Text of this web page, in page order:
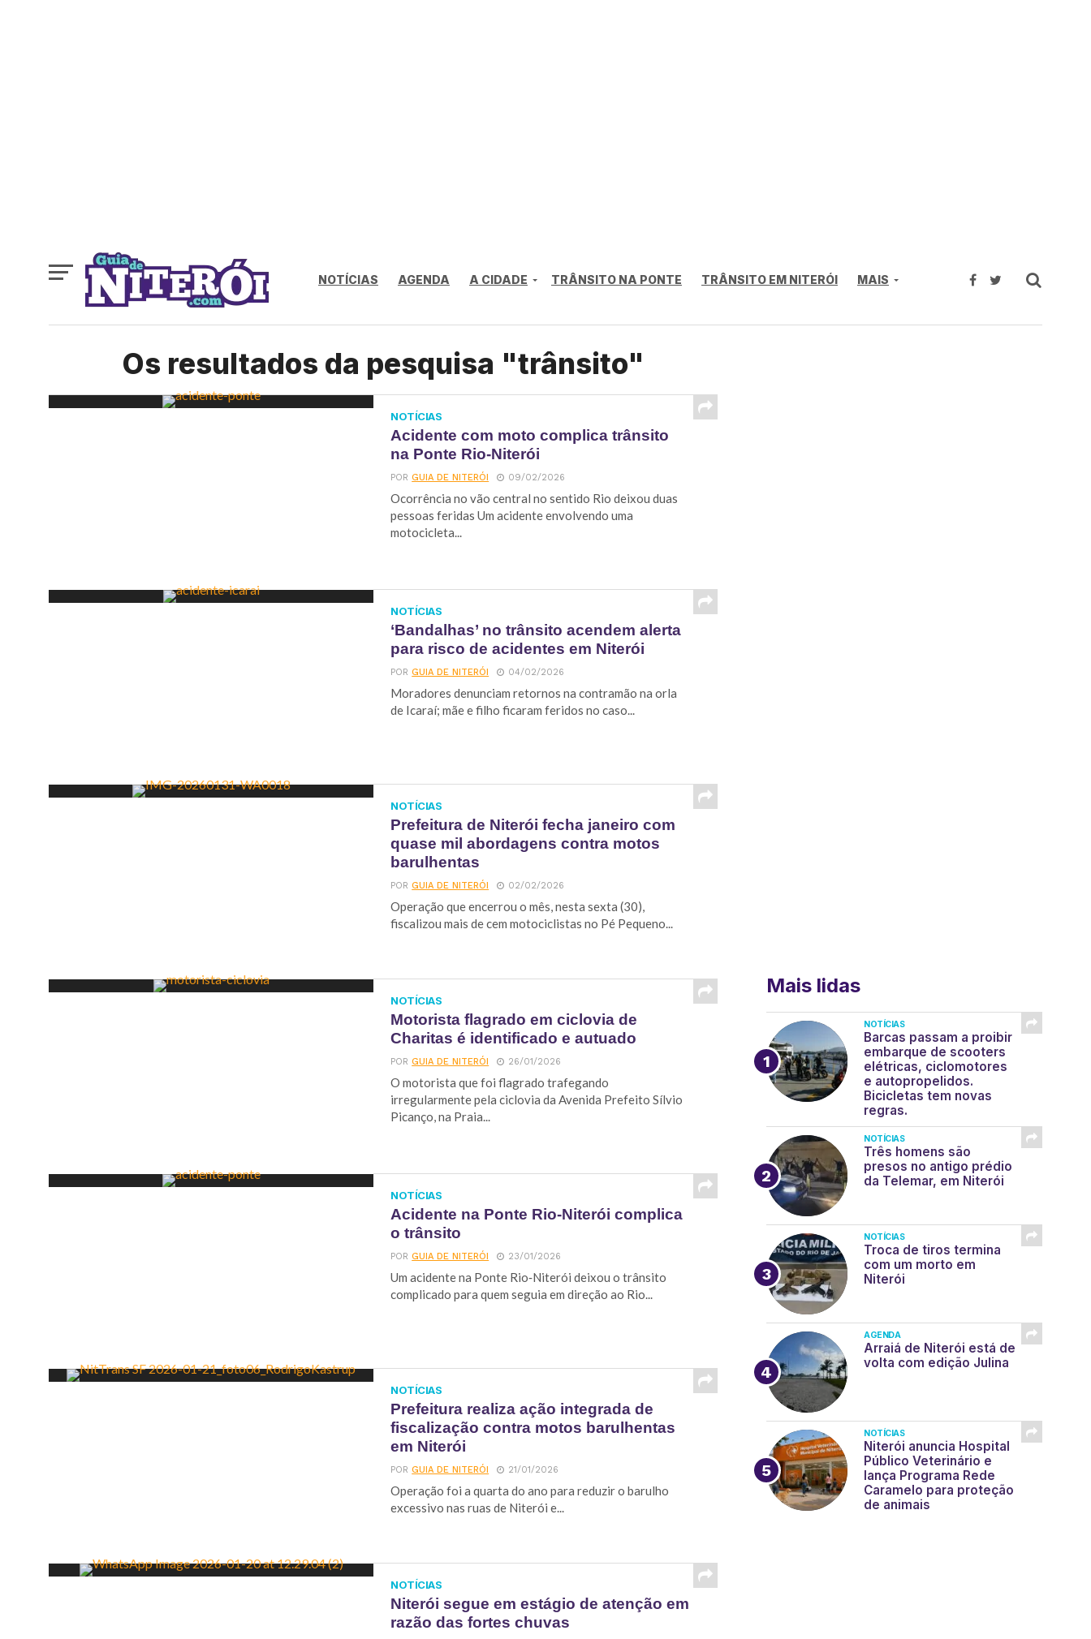
NOTÍCIAS AGENDA A CIDADE TRÂNSITO NA PONTE TRÂNSITO EM NITERÓI MAIS
Os resultados da pesquisa "trânsito"
NOTÍCIAS
Acidente com moto complica trânsito
na Ponte Rio‑Niterói
PORGUIA DE NITERÓI 09/02/2026
Ocorrência no vão central no sentido Rio deixou duas
pessoas feridas Um acidente envolvendo uma
motocicleta...
NOTÍCIAS
‘Bandalhas’ no trânsito acendem alerta
para risco de acidentes em Niterói
PORGUIA DE NITERÓI 04/02/2026
Moradores denunciam retornos na contramão na orla
de Icaraí; mãe e filho ficaram feridos no caso...
NOTÍCIAS
Prefeitura de Niterói fecha janeiro com
quase mil abordagens contra motos
barulhentas
PORGUIA DE NITERÓI 02/02/2026
Operação que encerrou o mês, nesta sexta (30),
fiscalizou mais de cem motociclistas no Pé Pequeno...
NOTÍCIAS
Motorista flagrado em ciclovia de
Charitas é identificado e autuado
PORGUIA DE NITERÓI 26/01/2026
O motorista que foi flagrado trafegando
irregularmente pela ciclovia da Avenida Prefeito Sílvio
Picanço, na Praia...
NOTÍCIAS
Acidente na Ponte Rio‑Niterói complica
o trânsito
PORGUIA DE NITERÓI 23/01/2026
Um acidente na Ponte Rio‑Niterói deixou o trânsito
complicado para quem seguia em direção ao Rio...
NOTÍCIAS
Prefeitura realiza ação integrada de
fiscalização contra motos barulhentas
em Niterói
PORGUIA DE NITERÓI 21/01/2026
Operação foi a quarta do ano para reduzir o barulho
excessivo nas ruas de Niterói e...
NOTÍCIAS
Niterói segue em estágio de atenção em
razão das fortes chuvas
Mais lidas
NOTÍCIAS
Barcas passam a proibir
embarque de scooters
elétricas, ciclomotores
e autopropelidos.
Bicicletas tem novas
regras.
NOTÍCIAS
Três homens são
presos no antigo prédio
da Telemar, em Niterói
NOTÍCIAS
Troca de tiros termina
com um morto em
Niterói
AGENDA
Arraiá de Niterói está de
volta com edição Julina
NOTÍCIAS
Niterói anuncia Hospital
Público Veterinário e
lança Programa Rede
Caramelo para proteção
de animais